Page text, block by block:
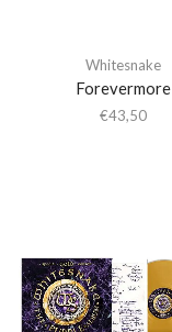
Whitesnake
Forevermore
€43,50